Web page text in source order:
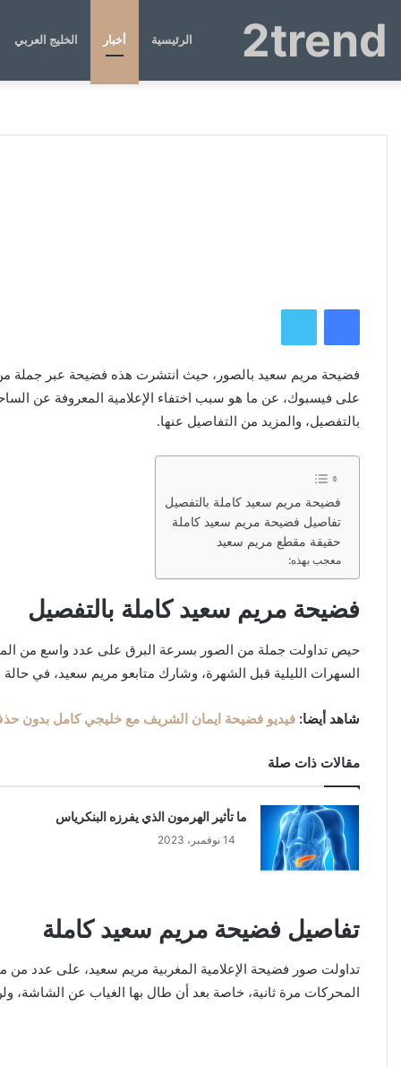
2trend الرئيسية أخبار الخليج العربي
فيسبوك تويتر
فضيحة مريم سعيد بالصور، حيث انتشرت هذه فضيحة عبر جملة من
بالتفصيل، والمزيد من التفاصيل عنها.
فضيحة مريم سعيد كاملة بالتفصيل
تفاصيل فضيحة مريم سعيد كاملة
حقيقة مقطع مريم سعيد
معجب بهذه:
فضيحة مريم سعيد كاملة بالتفصيل
حيص تداولت جملة من الصور بسرعة البرق على عدد واسع من
السهرات الليلية قبل الشهرة، وشارك متابعو مريم سعيد، في
شاهد أيضا: فيديو فضيحة ايمان الشريف مع خليجي كامل بدون
مقالات ذات صلة
ما تأثير الهرمون الذي يفرزه البنكرياس
14 نوفمبر، 2023
تفاصيل فضيحة مريم سعيد كاملة
تداولت صور فضيحة الإعلامية المغربية مريم سعيد، على عدد
المحركات مرة ثانية، خاصة بعد أن طال بها الغياب عن الشاشة،